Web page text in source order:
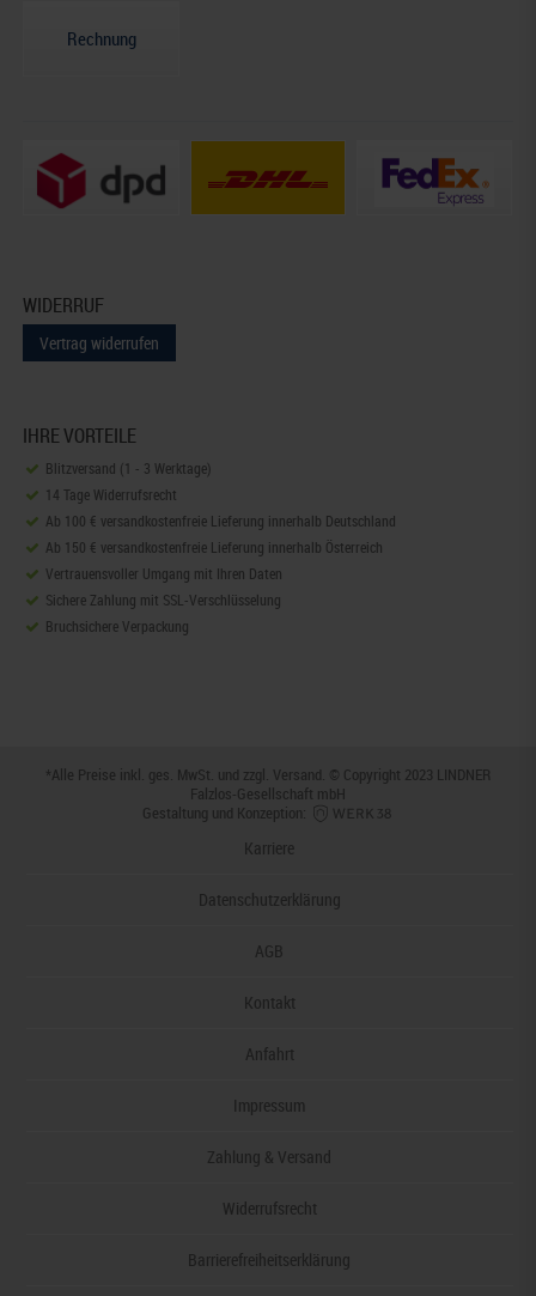
Rechnung
WIDERRUF
Vertrag widerrufen
IHRE VORTEILE
Blitzversand (1 - 3 Werktage)
14 Tage Widerrufsrecht
Ab 100 € versandkostenfreie Lieferung innerhalb Deutschland
Ab 150 € versandkostenfreie Lieferung innerhalb Österreich
Vertrauensvoller Umgang mit Ihren Daten
Sichere Zahlung mit SSL-Verschlüsselung
Bruchsichere Verpackung
*Alle Preise inkl. ges. MwSt. und zzgl. Versand . © Copyright 2023 LINDNER
Falzlos-Gesellschaft mbH
Gestaltung und Konzeption:
Karriere
Datenschutzerklärung
AGB
Kontakt
Anfahrt
Impressum
Zahlung & Versand
Widerrufsrecht
Barrierefreiheitserklärung